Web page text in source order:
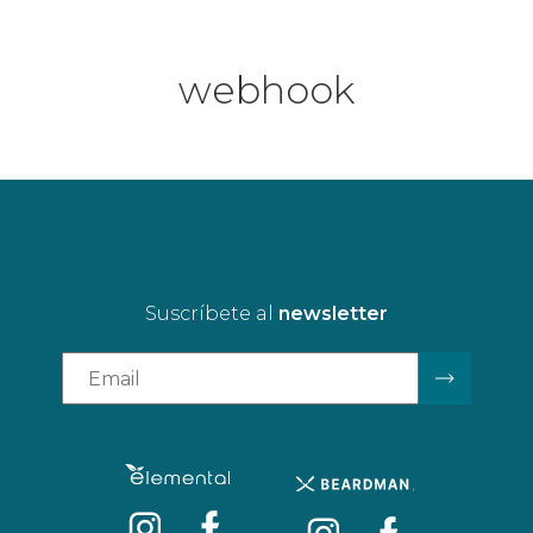
webhook
Suscríbete al newsletter